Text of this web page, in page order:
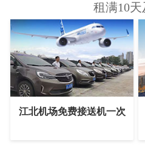
租满10天
江北机场免费接送机一次